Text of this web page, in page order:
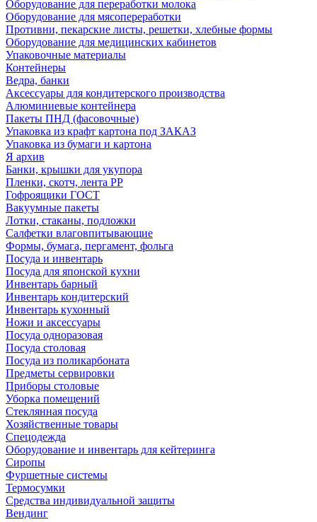
Оборудование для переработки молока
Оборудование для мясопереработки
Противни, пекарские листы, решетки, хлебные формы
Оборудование для медицинских кабинетов
Упаковочные материалы
Контейнеры
Ведра, банки
Аксессуары для кондитерского производства
Алюминиевые контейнера
Пакеты ПНД (фасовочные)
Упаковка из крафт картона под ЗАКАЗ
Упаковка из бумаги и картона
Я архив
Банки, крышки для укупора
Пленки, скотч, лента РР
Гофроящики ГОСТ
Вакуумные пакеты
Лотки, стаканы, подложки
Салфетки влаговпитывающие
Формы, бумага, пергамент, фольга
Посуда и инвентарь
Посуда для японской кухни
Инвентарь барный
Инвентарь кондитерский
Инвентарь кухонный
Ножи и аксессуары
Посуда одноразовая
Посуда столовая
Посуда из поликарбоната
Предметы сервировки
Приборы столовые
Уборка помещений
Стеклянная посуда
Хозяйственные товары
Спецодежда
Оборудование и инвентарь для кейтеринга
Сиропы
Фуршетные системы
Термосумки
Средства индивидуальной защиты
Вендинг